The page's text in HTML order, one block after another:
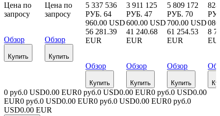
Цена по
запросу
Обзор
Купить
Цена по
запросу
Обзор
Купить
5 337 536
РУБ. 64
960.00 USD
56 281.39
EUR
Обзор
Купить
3 911 125
РУБ. 47
600.00 USD
41 240.68
EUR
Обзор
Купить
5 809 172
РУБ. 70
700.00 USD
61 254.53
EUR
Обзор
Купить
8
0 руб.0 USD0.00 EUR0 руб.0 USD0.00 EUR0 руб.0 USD0.00
EUR0 руб.0 USD0.00 EUR0 руб.0 USD0.00 EUR0 руб.0
USD0.00 EUR